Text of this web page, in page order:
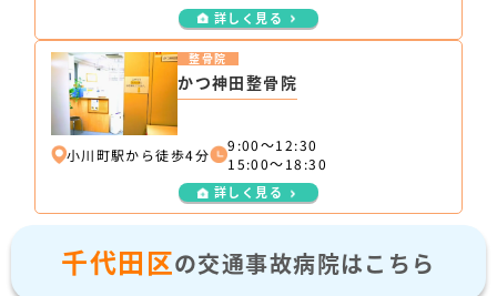
詳しく見る
かつ神田整骨院
整骨院
小川町駅から徒歩4分
9:00～12:30
15:00～18:30
詳しく見る
千代田区の交通事故病院はこちら